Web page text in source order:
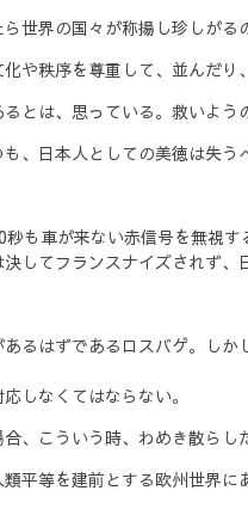
世界の国々が称揚し珍しがる
秩序を尊重して、並んだり
とは、思っている。救いよう
、日本人としての美徳は失う
も車が来ない赤信号を無視
てフランスナイズされず、
るはずであるロスバゲ。し
しなくてはならない。
こういう時、わめき散らし
平等を建前とする欧州世界